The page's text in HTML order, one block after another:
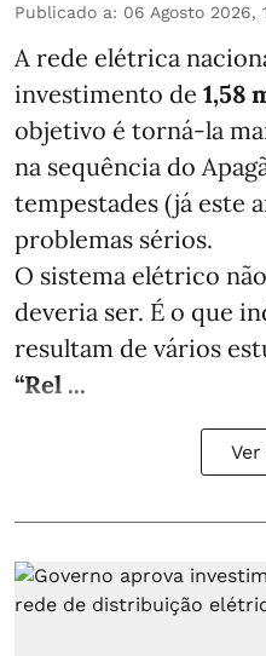
Publicado a: 06 Agosto 2026,
A rede elétrica
investimento de 1,58
objetivo é torná-la
na sequência do
tempestades (já este
problemas sérios.
O sistema elétrico
deveria ser. É o que
resultam de vários
“Rel ...